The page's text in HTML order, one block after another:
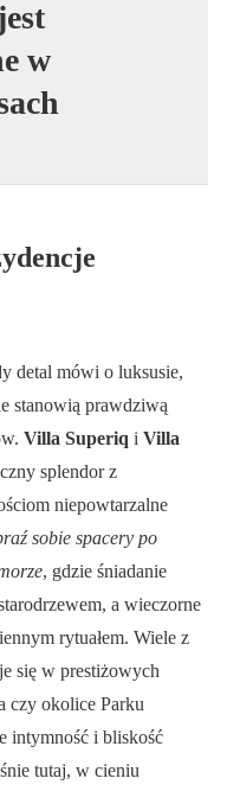
w
detal mówi o luksusie,
stanowią prawdziwą
Villa Superiq i Villa
splendor z
niepowtarzalne
sobie spacery po
, gdzie śniadanie
a wieczorne
rytuałem. Wiele z
się w prestiżowych
czy okolice Parku
intymność i bliskość
tutaj, w cieniu